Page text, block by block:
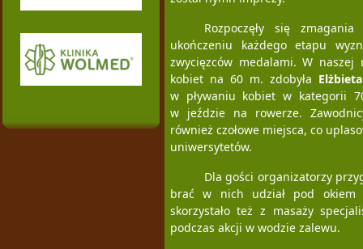
Rozpoczęły się
ukończeniu każdego etapu
zwycięzców medalami. W
kobiet na 60 m. zdobyła
w pływaniu kobiet w kategorii
w jeździe na rowerze.
również czołowe miejsca, co
uniwersytetów.
Dla gości organizatorzy
brać w nich udział pod okiem
skorzystało też z masaży
podczas akcji w wodzie zalewu.